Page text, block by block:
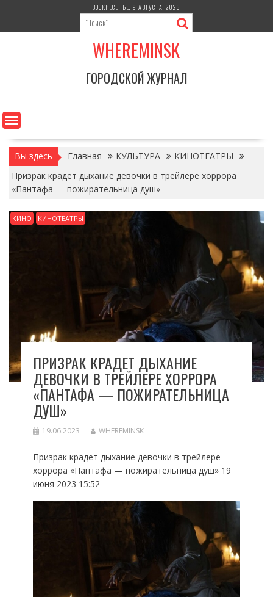
содержимому
ВОСКРЕСЕНЬЕ, 9 АВГУСТА, 2026
WHEREMINSK
ГОРОДСКОЙ ЖУРНАЛ
Вы здесь Главная КУЛЬТУРА
КИНОТЕАТРЫ
Призрак крадет дыхание девочки в трейлере хоррора
«Пантафа — пожирательница душ»
КИНО КИНОТЕАТРЫ
ПРИЗРАК КРАДЕТ ДЫХАНИЕ
ДЕВОЧКИ В ТРЕЙЛЕРЕ ХОРРОРА
«ПАНТАФА — ПОЖИРАТЕЛЬНИЦА
ДУШ»
19.06.2023 WHEREMINSK
Призрак крадет дыхание девочки в трейлере
хоррора «Пантафа — пожирательница душ» 19
июня 2023 15:52